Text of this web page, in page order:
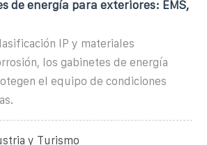
de energía para exteriores: EMS,
IP y materiales
los gabinetes de energía
el equipo de condiciones
y Turismo